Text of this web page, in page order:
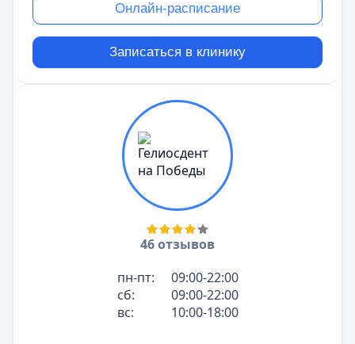
Онлайн-расписание
Записаться в клинику
46 отзывов
пн-пт:
09:00-22:00
сб:
09:00-22:00
вс:
10:00-18:00